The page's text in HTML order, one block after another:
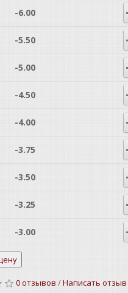
-6.00
-5.50
-5.00
-4.50
-4.00
-3.75
-3.50
-3.25
-3.00
-2.75
-2.50
0 отзывов /Написать отзыв